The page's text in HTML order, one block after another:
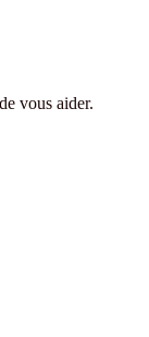
vous aider.